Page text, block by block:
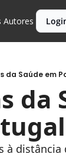
Autores
da Saúde em
da
à